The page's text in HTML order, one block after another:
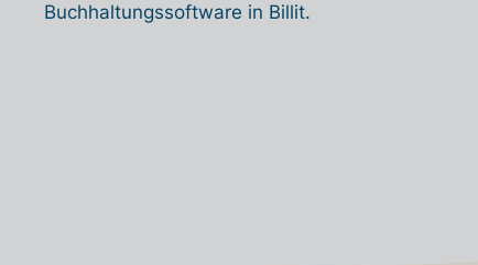
Buchhaltungssoftware in Billit.